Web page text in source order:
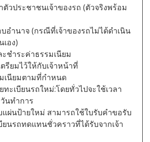
ตัวประชาชนเจ้าของรถ (ตัวจริงพร้อม
อำนาจ (กรณีที่เจ้าของรถไม่ได้ดำเนิน
อง)
ชำระค่าธรรมเนียม
รียมไว้ให้กับเจ้าหน้าที่
เนียมตามที่กำหนด
ะเบียนรถใหม่:โดยทั่วไปจะใช้เวลา
นทำการ
แผ่นป้ายใหม่ สามารถใช้ใบรับคำขอรับ
ยนรถทดแทนชั่วคราวที่ได้รับจากเจ้า